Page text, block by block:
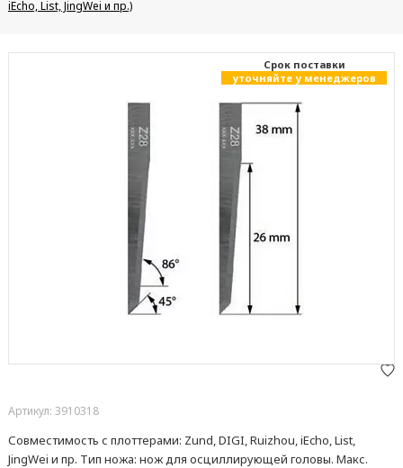
iEcho, List, JingWei и пр.)
Cрок поставки
уточняйте у менеджеров
Артикул: 3910318
Совместимость с плоттерами: Zund, DIGI, Ruizhou, iEcho, List,
JingWei и пр. Тип ножа: нож для осциллирующей головы. Макс.